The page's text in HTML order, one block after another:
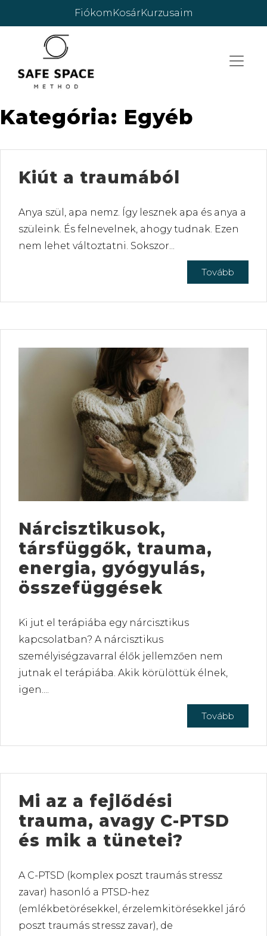
Skip to main content
Fiókom KosárKurzusaim
Kategória: Egyéb
Kiút a traumából
Anya szül, apa nemz. Így lesznek apa és anya a
szüleink. És felnevelnek, ahogy tudnak. Ezen
nem lehet változtatni. Sokszor...
Tovább
Nárcisztikusok,
társfüggők, trauma,
energia, gyógyulás,
összefüggések
Ki jut el terápiába egy nárcisztikus
kapcsolatban? A nárcisztikus
személyiségzavarral élők jellemzően nem
jutnak el terápiába. Akik körülöttük élnek,
igen....
Tovább
Mi az a fejlődési
trauma, avagy C-PTSD
és mik a tünetei?
A C-PTSD (komplex poszt traumás stressz
zavar) hasonló a PTSD-hez
(emlékbetörésekkel, érzelemkitörésekkel járó
poszt traumás stressz zavar), de